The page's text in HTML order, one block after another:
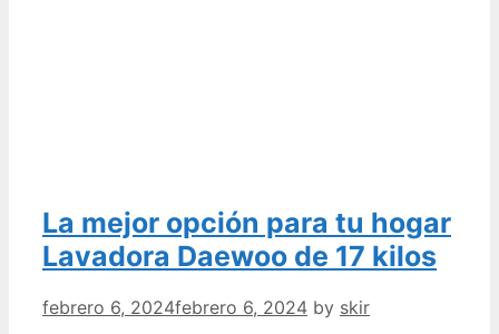
La mejor opción para tu hogar
Lavadora Daewoo de 17 kilos
febrero 6, 2024febrero 6, 2024 by skir